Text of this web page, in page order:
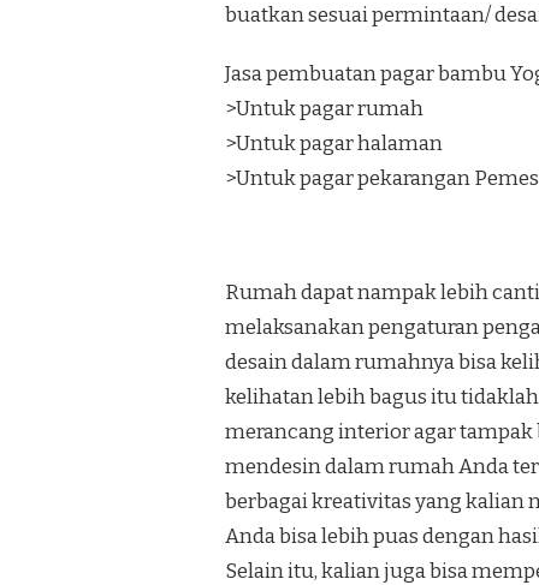
buatkan sesuai permintaan/
Jasa pembuatan pagar bambu
>Untuk pagar rumah
>Untuk pagar halaman
>Untuk pagar pekarangan
Rumah dapat nampak lebih
melaksanakan pengaturan
desain dalam rumahnya bisa
kelihatan lebih bagus itu
merancang interior agar
mendesin dalam rumah Anda
berbagai kreativitas yang kalian
Anda bisa lebih puas dengan
Selain itu, kalian juga bisa